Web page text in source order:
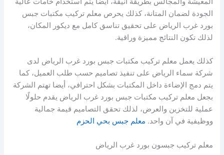
الجودة لضمان المتانة، كذلك يحرص معلم تركيب مكتبات جبس
بورد غرب الرياض على تحقيق تناسق كامل مع ديكور المكان،
لذلك تكون النتائج مميزة وراقية.
كذلك يعمل معلم تركيب مكتبات جبس بورد غرب الرياض لدى
شركة سماء الرياض على تنفيذ تصاميم حسب طلب العميل، كما
يتم دمج الإضاءة داخل المكتبات بشكل احترافي، أيضا تهتم الشركة
بجعل معلم تركيب مكتبات جبس بورد غرب الرياض يقدم حلولًا
عملية للتخزين والعرض، لذلك تحقق التصاميم قيمة جمالية
ووظيفية في آن واحد. معلم جبس بحي الحزم
معلم تركيب جبسون بورد غرب الرياض